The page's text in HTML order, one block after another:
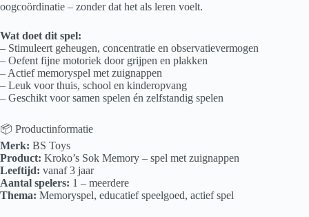
oogcoördinatie – zonder dat het als leren voelt.
Wat doet dit spel:
– Stimuleert geheugen, concentratie en observatievermogen
– Oefent fijne motoriek door grijpen en plakken
– Actief memoryspel met zuignappen
– Leuk voor thuis, school en kinderopvang
– Geschikt voor samen spelen én zelfstandig spelen
📦 Productinformatie
Merk: BS Toys
Product: Kroko’s Sok Memory – spel met zuignappen
Leeftijd: vanaf 3 jaar
Aantal spelers: 1 – meerdere
Thema: Memoryspel, educatief speelgoed, actief spel